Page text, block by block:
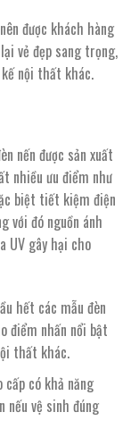
được khách hàng
vẻ đẹp sang trọng,
nội thất khác.
nến được sản xuất
nhiều ưu điểm như
biệt tiết kiệm điện
với đó nguồn ánh
UV gây hại cho
hết các mẫu đèn
điểm nhấn nổi bật
thất khác.
có khả năng
vệ sinh đúng